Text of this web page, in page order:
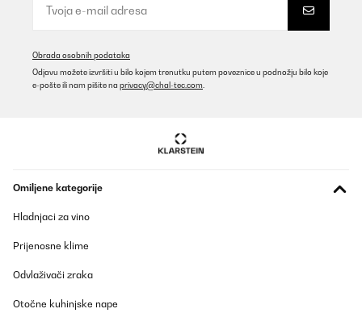
Obrada osobnih podataka
Odjavu možete izvršiti u bilo kojem trenutku putem poveznice u podnožju bilo koje
e-pošte ili nam pišite na privacy@chal-tec.com
Omiljene kategorije
Hladnjaci za vino
Prijenosne klime
Odvlaživači zraka
Otočne kuhinjske nape